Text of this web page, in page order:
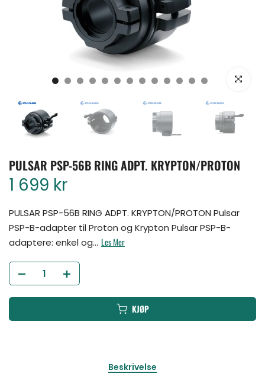
Klikk for å
PULSAR PSP-56B RING ADPT. KRYPTON/PROTON
1 699 kr
PULSAR PSP-56B RING ADPT. KRYPTON/PROTON Pulsar
PSP-B-adapter til Proton og Krypton Pulsar PSP-B-
adaptere: enkel og... Les Mer
KJØP
Beskrivelse